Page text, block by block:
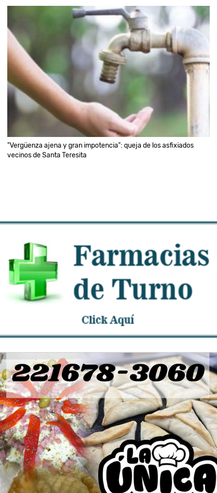
"Vergüenza ajena y gran impotencia": queja de los asfixiados
vecinos de Santa Teresita